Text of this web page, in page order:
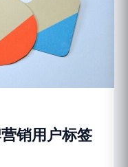
销用户标签